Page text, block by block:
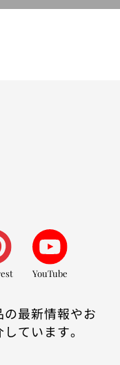
YouTube
最新情報やお
ています。